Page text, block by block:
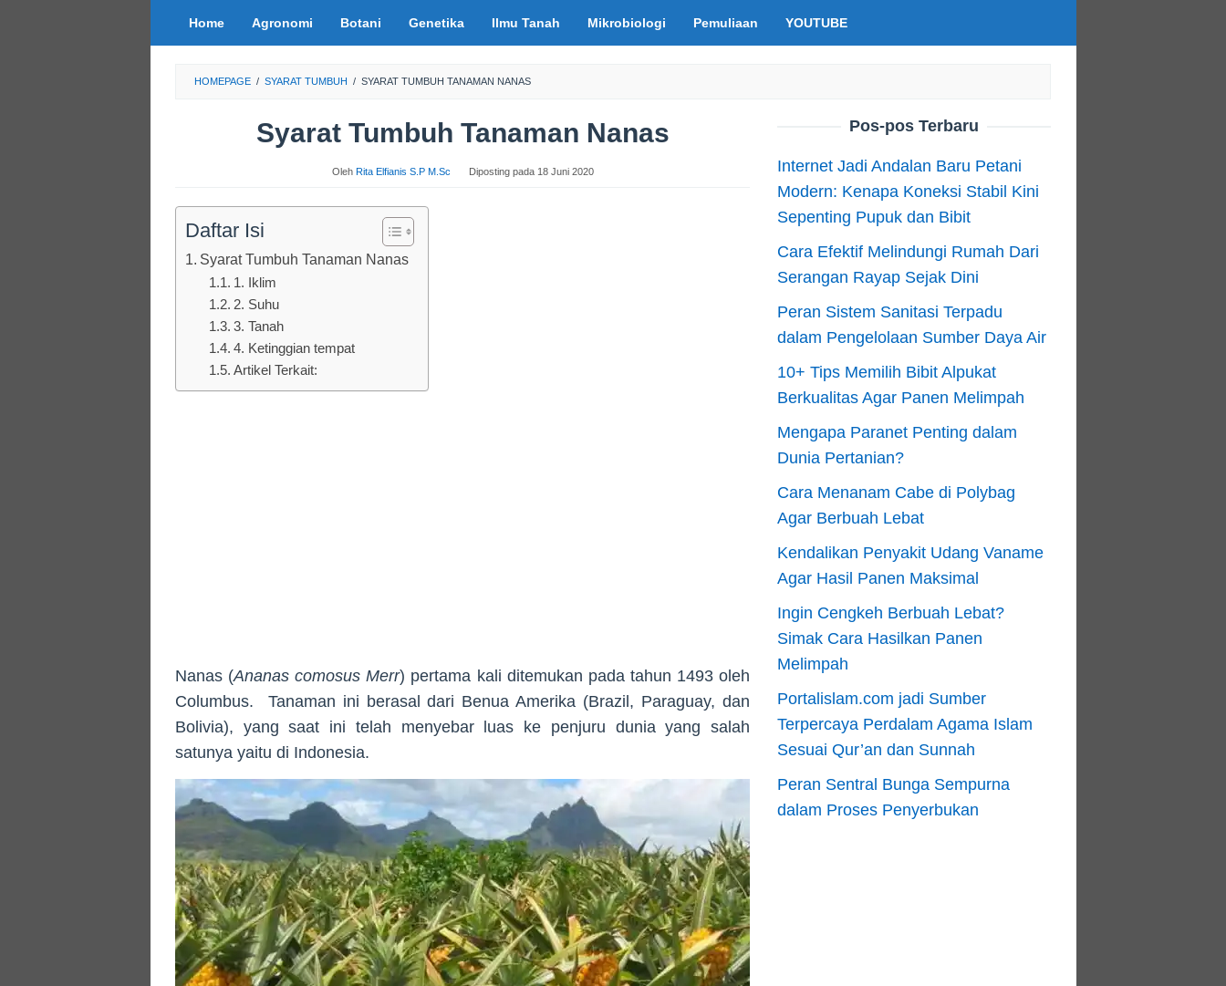
Home Agronomi Botani Genetika Ilmu Tanah Mikrobiologi Pemuliaan YOUTUBE
HOMEPAGE / SYARAT TUMBUH / SYARAT TUMBUH TANAMAN NANAS
Syarat Tumbuh Tanaman Nanas
Oleh Rita Elfianis S.P M.Sc Diposting pada 18 Juni 2020
Daftar Isi
Syarat Tumbuh Tanaman Nanas
1. Iklim
2. Suhu
3. Tanah
4. Ketinggian tempat
Artikel Terkait:
Nanas (Ananas comosus Merr) pertama kali ditemukan pada tahun 1493 oleh
Columbus. Tanaman ini berasal dari Benua Amerika (Brazil, Paraguay, dan
Bolivia), yang saat ini telah menyebar luas ke penjuru dunia yang salah
satunya yaitu di Indonesia.
Pos-pos Terbaru
Internet Jadi Andalan Baru Petani
Modern: Kenapa Koneksi Stabil Kini
Sepenting Pupuk dan Bibit
Cara Efektif Melindungi Rumah Dari
Serangan Rayap Sejak Dini
Peran Sistem Sanitasi Terpadu
dalam Pengelolaan Sumber Daya Air
10+ Tips Memilih Bibit Alpukat
Berkualitas Agar Panen Melimpah
Mengapa Paranet Penting dalam
Dunia Pertanian?
Cara Menanam Cabe di Polybag
Agar Berbuah Lebat
Kendalikan Penyakit Udang Vaname
Agar Hasil Panen Maksimal
Ingin Cengkeh Berbuah Lebat?
Simak Cara Hasilkan Panen
Melimpah
Portalislam.com jadi Sumber
Terpercaya Perdalam Agama Islam
Sesuai Qur’an dan Sunnah
Peran Sentral Bunga Sempurna
dalam Proses Penyerbukan